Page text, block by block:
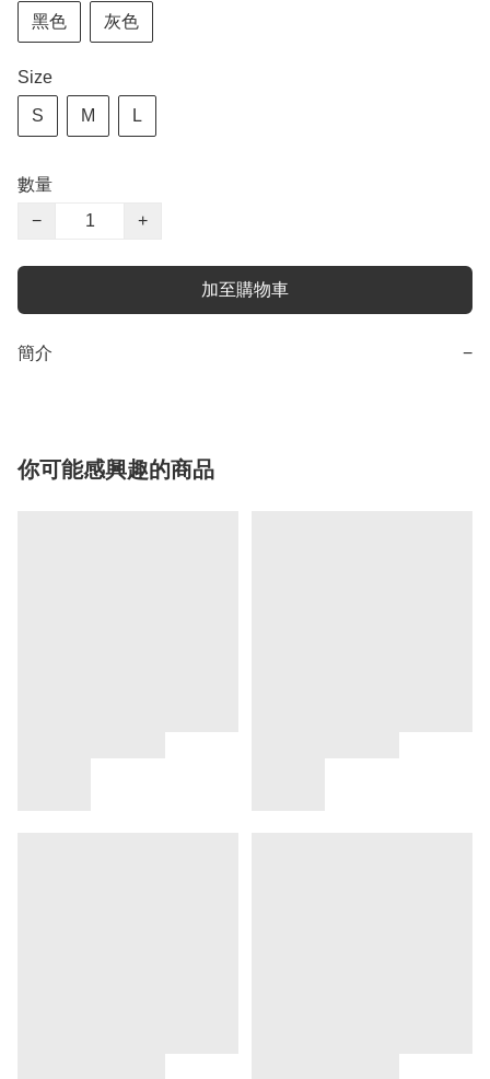
黑色 灰色
Size
S M L
數量
−
+
加至購物車
簡介 −
你可能感興趣的商品